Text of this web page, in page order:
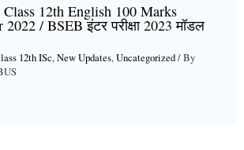
12th English 100 Marks
/ BSEB इंटर परीक्षा 2023 मॉडल
12th ISc,New Updates,Uncategorized/ By